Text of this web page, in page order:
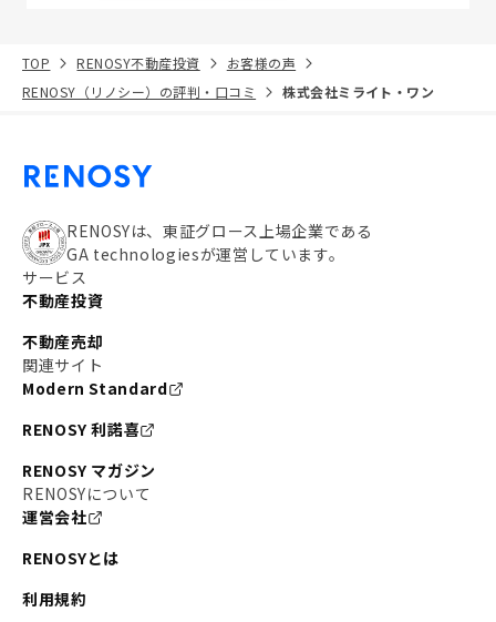
TOP RENOSY不動産投資
お客様の声
RENOSY（リノシー）の評判・口コミ
株式会社ミライト・ワン
RENOSYは、東証グロース上場企業である
GA technologiesが運営しています。
サービス
不動産投資
不動産売却
関連サイト
Modern Standard
RENOSY 利諾喜
RENOSY マガジン
RENOSYについて
運営会社
RENOSYとは
利用規約